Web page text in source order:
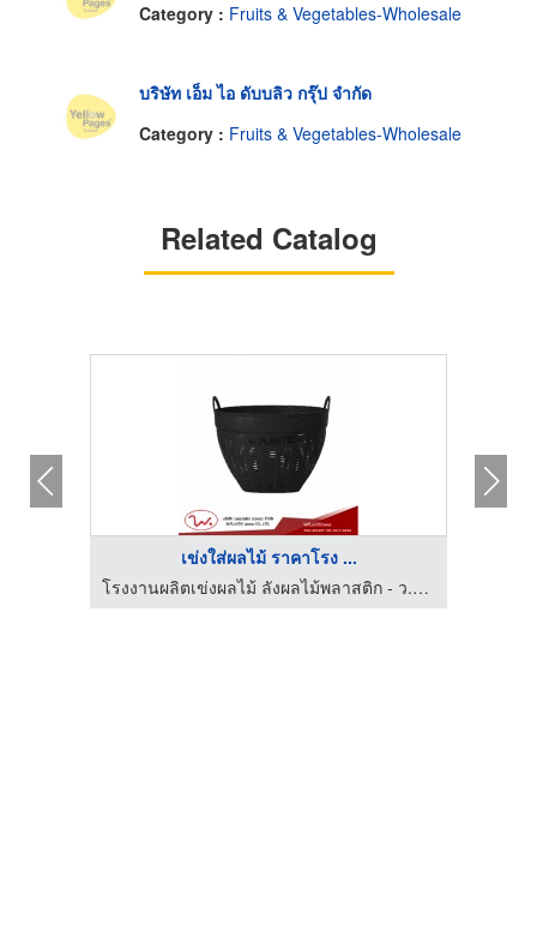
Category : Fruits & Vegetables-Wholesale
บริษัท เอ็ม ไอ ดับบลิว กรุ๊ป จำกัด
Category : Fruits & Vegetables-Wholesale
Related Catalog
เข่งใส่ผลไม้ ราคาโรง ...
โรงงานผลิตเข่งผลไม้ ลังผลไม้พลาสติก - ว.พลาสติก (2002)